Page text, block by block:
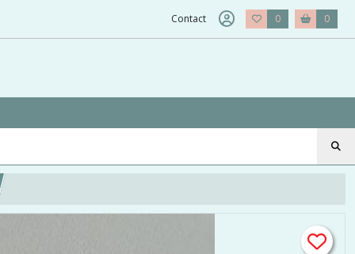
Contact 0 0